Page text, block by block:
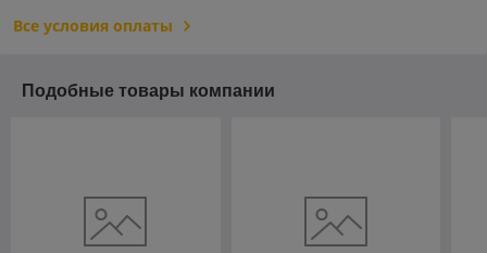
Все условия оплаты
Подобные товары компании